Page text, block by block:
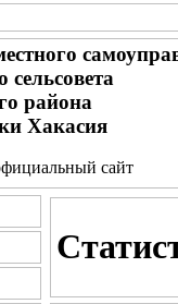
сельсовета
района
Хакасия
сайт